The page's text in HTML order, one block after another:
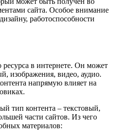
сайта. Особое внимание
работоспособности
в интернете. Он может
изображения, видео, аудио.
напрямую влияет на
тип контента – текстовый,
части сайтов. Из чего
материалов: